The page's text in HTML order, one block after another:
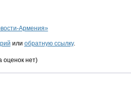
Армения»
или обратную ссылку.
оценок нет)